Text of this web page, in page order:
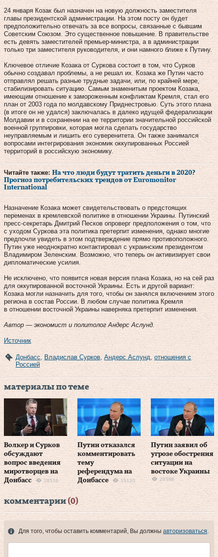
24 января Козак был назначен на новую должность заместителя
главы президентской администрации. На этом посту он будет
предположительно отвечать за все вопросы, связанные с бывшим
Советским Союзом. Это существенное повышение. В правительстве
есть девять заместителей премьер-министра, а в администрации
только три заместителя руководителя, и они намного ближе к Путину.
Ключевое отличие Козака от Суркова состоит в том, что Сурков
обычно создавал проблемы, а не решал их. Козака же Путин часто
отправлял решать разные трудные задачи, или, по крайней мере,
стабилизировать ситуацию. Самым знаменитым проектом Козака,
имеющим отношение к замороженным конфликтам Кремля, стал его
план от 2003 года по молдавскому Приднестровью. Суть этого плана
(в итоге он не удался) заключалась в далеко идущей федерализации
Молдавии и в сохранении на ее территории значительной российской
военной группировки, которая могла сделать государство
неуправляемым и лишить его суверенитета. Он также занимался
вопросами интегрирования экономик оккупированных Россией
территорий в российскую экономику.
Читайте также: На что люди будут тратить деньги в 2020?
Прогноз потребительских трендов от Euromonitor
International
Назначение Козака может свидетельствовать о предстоящих
переменах в кремлевской политике в отношении Украины. Путинский
пресс-секретарь Дмитрий Песков опроверг предположения о том, что
с уходом Суркова эта политика претерпит изменения, однако многие
предпочли увидеть в этом подтверждение прямо противоположного.
Путин уже неоднократно контактировал с украинским президентом
Владимиром Зеленским. Возможно, что теперь он активизирует свои
дипломатические усилия.
Не исключено, что появится новая версия плана Козака, но на сей раз
для оккупированной восточной Украины. Есть и другой вариант:
Козака могли назначить для того, чтобы он занялся включением этого
региона в состав России. В любом случае политика Кремля
в отношении восточной Украины наверняка претерпит изменения.
Автор — экономист и политолог Андерс Аслунд.
Источник
Донбасс Владислав Сурков Андерс Аслунд отношения с
Россией
материалы по теме
Волкер и Сурков
обсуждают
вопрос введения
миротворцев на
Донбасс
28516
Путин отказался
комментировать
тему
референдума на
Донбассе
15120
Путин заявил об
угрозе обострения
ситуации на
востоке Украины
29388
комментарии (0)
Для того, чтобы оставить комментарий, Вы должны авторизоваться.